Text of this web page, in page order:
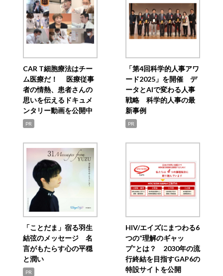
CAR T細胞療法はチー
ム医療だ！ 医療従事
者の情熱、患者さんの
思いを伝えるドキュメ
ンタリー動画を公開中
PR
「第4回科学的人事アワ
ード2025」を開催 デ
ータとAIで変わる人事
戦略 科学的人事の最
新事例
PR
「ことだま」宿る羽生
結弦のメッセージ 名
言がもたらす心の平穏
と潤い
PR
HIV/エイズにまつわる6
つの“理解のギャッ
プ”とは？ 2030年の流
行終結を目指すGAP6の
特設サイトを公開